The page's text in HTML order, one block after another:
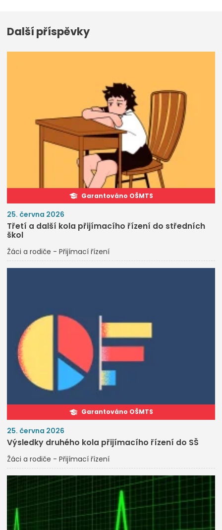
Další příspěvky
Garantováno OŠMTS
25. června 2026
Třetí a další kola přijímacího řízení do středních
škol
Žáci a rodiče - Přijímací řízení
Garantováno OŠMTS
25. června 2026
Výsledky druhého kola přijímacího řízení do SŠ
Žáci a rodiče - Přijímací řízení